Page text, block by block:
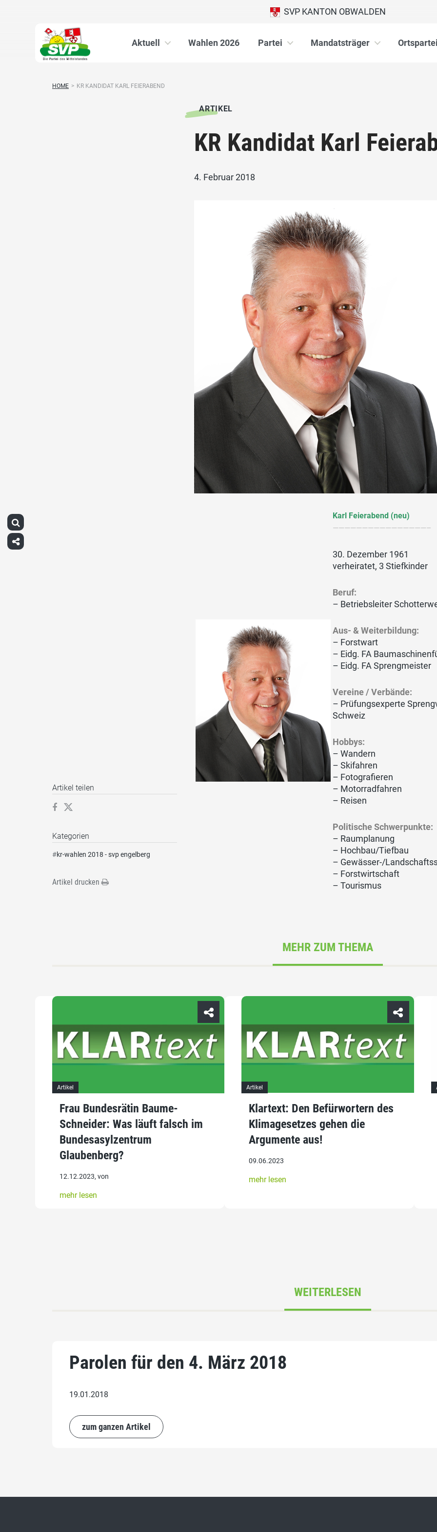
SVP KANTON OBWALDEN
Aktuell Wahlen 2026 Partei Mandatsträger
HOME > KR KANDIDAT KARL FEIERABEND
ARTIKEL
KR Kandidat Karl
4. Februar 2018
Karl Feierabend (neu)
————————————————–
30. Dezember 1961
verheiratet, 3 Stiefkinder
Beruf:
– Betriebsleiter
Aus- & Weiterbildung:
– Forstwart
– Eidg. FA
– Eidg. FA Sprengmeister
Vereine / Verbände:
– Prüfungsexperte
Schweiz
Hobbys:
– Wandern
– Skifahren
– Fotografieren
– Motorradfahren
– Reisen
Politische Schwerpunkte:
– Raumplanung
– Hochbau/Tiefbau
– Gewässer-/
– Forstwirtschaft
– Tourismus
Artikel teilen
Kategorien
#kr-wahlen 2018 - svp engelberg
Artikel drucken
MEHR ZUM THEMA
Artikel
Frau Bundesrätin Baume-
Schneider: Was läuft falsch im
Bundesasylzentrum
Glaubenberg?
12.12.2023, von
mehr lesen
Artikel
Klartext: Den Befürwortern des
Klimagesetzes gehen die
Argumente aus!
09.06.2023
mehr lesen
WEITERLESEN
Parolen für den 4. März 2018
19.01.2018
zum ganzen Artikel